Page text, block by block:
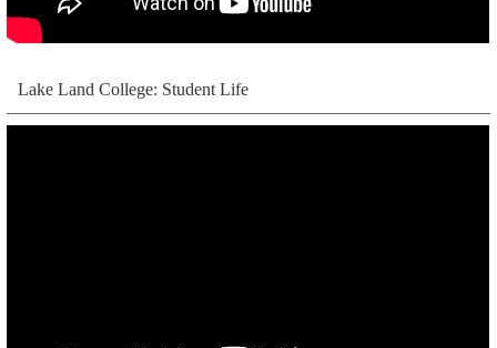
Lake Land College: Student Life